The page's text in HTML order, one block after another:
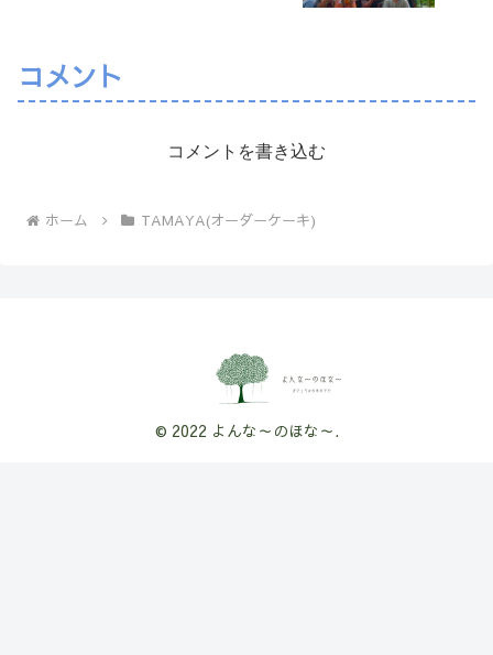
コメント
コメントを書き込む
ホーム TAMAYA(オーダーケーキ)
© 2022 よんな～のほな～.